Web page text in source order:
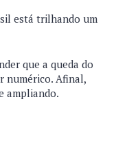
está trilhando um
que a queda do
numérico. Afinal,
ampliando.